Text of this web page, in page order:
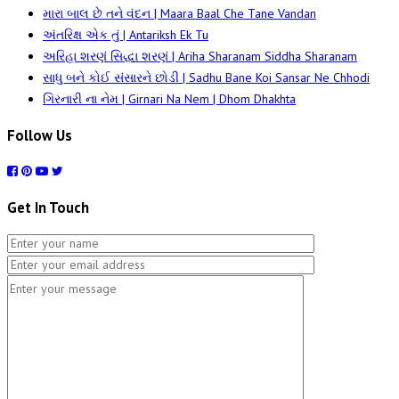
મારા બાલ છે તને વંદન | Maara Baal Che Tane Vandan
અંતરિક્ષ એક તું | Antariksh Ek Tu
અરિહા શરણં સિદ્ધા શરણં | Ariha Sharanam Siddha Sharanam
સાધુ બને કોઈ સંસારને છોડી | Sadhu Bane Koi Sansar Ne Chhodi
ગિરનારી ના નેમ | Girnari Na Nem | Dhom Dhakhta
Follow Us
Get In Touch